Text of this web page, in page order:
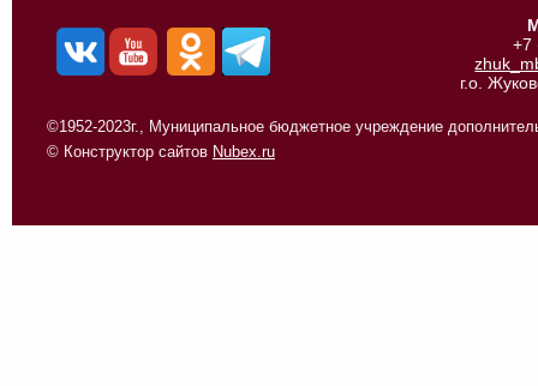
+7
г.о.
©1952-2023г., Муниципальное бюджетное учреждение
© Конструктор сайтов Nubex.ru